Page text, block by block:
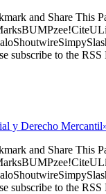
and Share This
to the
y Derecho
and Share This
to the